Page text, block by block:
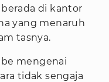
di kantor
yang menaruh
tasnya.
mengenai
tidak sengaja